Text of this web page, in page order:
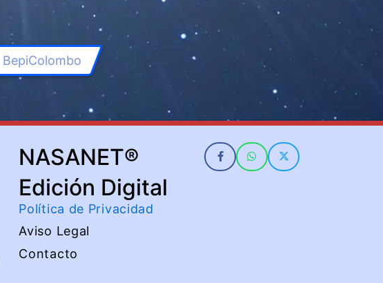
BepiColombo
NASANET®
Edición Digital
Política de Privacidad
Aviso Legal
Contacto